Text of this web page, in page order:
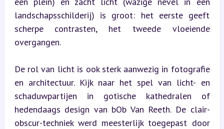
landschapsschilderij) is groot: het eerste geeft
scherpe contrasten, het tweede vloeiende
overgangen.
De rol van licht is ook sterk aanwezig in fotografie
en architectuur. Kijk naar het spel van licht- en
schaduwpartijen in gotische kathedralen of
hedendaags design van bOb Van Reeth. De clair-
obscur-techniek werd meesterlijk toegepast door